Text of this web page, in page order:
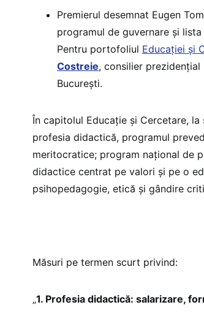
Premierul desemnat Eugen
programul de guvernare și
Pentru portofoliul Educației și
Costreie, consilier
București.
În capitolul Educație și Cercetare,
profesia didactică, programul
meritocratice; program național de
didactice centrat pe valori și pe o
psihopedagogie, etică și gândire
Măsuri pe termen scurt privind:
„1. Profesia didactică: salarizare,